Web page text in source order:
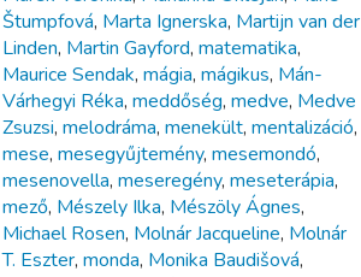
Štumpfová, Marta Ignerska, Martijn van der
Linden, Martin Gayford, matematika,
Maurice Sendak, mágia, mágikus, Mán-
Várhegyi Réka, meddőség, medve, Medve
Zsuzsi, melodráma, menekült, mentalizáció,
mese, mesegyűjtemény, mesemondó,
mesenovella, meseregény, meseterápia,
mező, Mészely Ilka, Mészöly Ágnes,
Michael Rosen, Molnár Jacqueline, Molnár
T. Eszter, monda, Monika Baudišová,